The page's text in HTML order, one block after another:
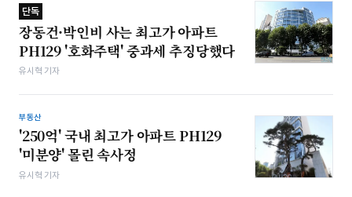
단독
장동건·박인비 사는 최고가 아파트
PH129 '호화주택' 중과세 추징당했다
유시혁 기자
부동산
'250억' 국내 최고가 아파트 PH129
'미분양' 몰린 속사정
유시혁 기자